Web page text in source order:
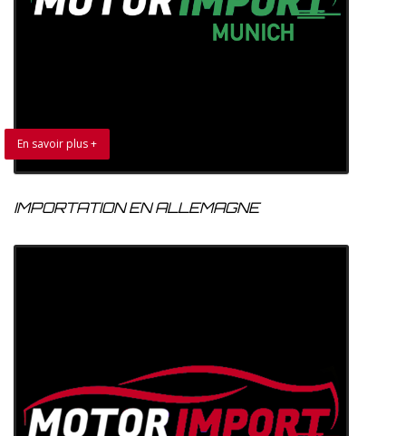
En savoir plus +
IMPORTATION EN ALLEMAGNE